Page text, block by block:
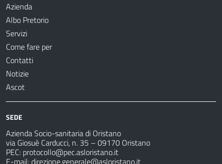
Azienda
Albo Pretorio
Servizi
Come fare per
Contatti
Notizie
Ascot
SEDE
Azienda Socio-sanitaria di Oristano
via Giosuè Carducci, n. 35 – 09170 Oristano
PEC: protocollo@pec.asloristano.it